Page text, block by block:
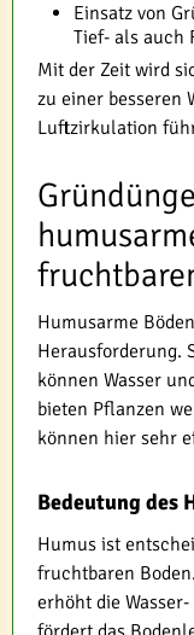
Einsatz von
Tief- als auch
Mit der Zeit wird
zu einer besseren
Luftzirkulation
Humusarme
Herausforderung.
können Wasser
bieten Pflanzen
können hier sehr
Bedeutung des
Humus ist
fruchtbaren
erhöht die